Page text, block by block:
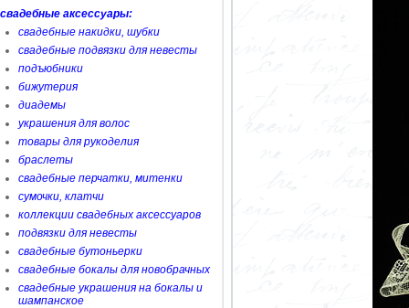
свадебные аксессуары:
свадебные накидки, шубки
свадебные подвязки для невесты
подъюбники
бижутерия
диадемы
украшения для волос
товары для рукоделия
браслеты
свадебные перчатки, митенки
сумочки, клатчи
коллекции свадебных аксессуаров
подвязки для невесты
свадебные бутоньерки
свадебные бокалы для новобрачных
свадебные украшения на бокалы и
шампанское